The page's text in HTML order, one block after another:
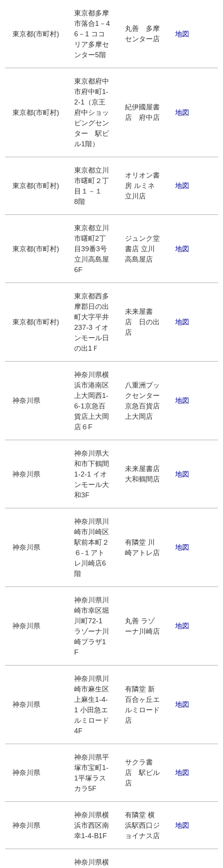
東京都(市町村)
東京都多摩
市落合1－4
6－1 ココ
リア多摩セ
ンター5階
丸善 多摩
センター店
地図
東京都(市町村)
東京都府中
市府中町1-
2-1（京王
府中ショッ
ピングセン
ター 駅ビ
ル1階）
紀伊國屋書
店 府中店
地図
東京都(市町村)
東京都立川
市曙町２丁
目１－１
8階
オリオン書
房 ルミネ
立川店
地図
東京都(市町村)
東京都立川
市曙町2丁
目39番3号
立川高島屋
6F
ジュンク堂
書店 立川
高島屋店
地図
東京都(市町村)
東京都西多
摩郡日の出
町大字平井
237-3 イオ
ンモール日
の出1Ｆ
未来屋書
店 日の出
店
地図
神奈川県
神奈川県横
浜市港南区
上大岡西1-
6-1京急百
貨店上大岡
店６F
八重洲ブッ
クセンター
京急百貨店
上大岡店
地図
神奈川県
神奈川県大
和市下鶴間
1-2-1 イオ
ンモール大
和3F
未来屋書店
大和鶴間店
地図
神奈川県
神奈川県川
崎市川崎区
駅前本町２
６‐１アト
レ川崎店6
階
有隣堂 川
崎アトレ店
地図
神奈川県
神奈川県川
崎市幸区堀
川町72-1
ラゾーナ川
崎プラザ1
F
丸善 ラゾ
ーナ川崎店
地図
神奈川県
神奈川県川
崎市麻生区
上麻生1-4-
1 小田急エ
ルミロード
4F
有隣堂 新
百合ヶ丘エ
ルミロード
店
地図
神奈川県
神奈川県平
塚市宝町1-
1平塚ラス
カラ5F
サクラ書
店 駅ビル
店
地図
神奈川県
神奈川県横
浜市西区南
幸1-4-B1F
有隣堂 横
浜駅西口ジ
ョイナス店
地図
神奈川県横